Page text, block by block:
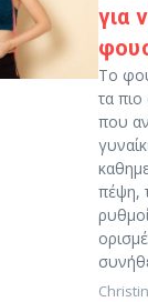
για
Το
τα
που
πέψη,